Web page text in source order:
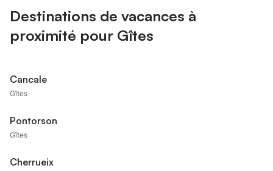
Destinations de vacances à
proximité pour Gîtes
Cancale
Gîtes
Pontorson
Gîtes
Cherrueix